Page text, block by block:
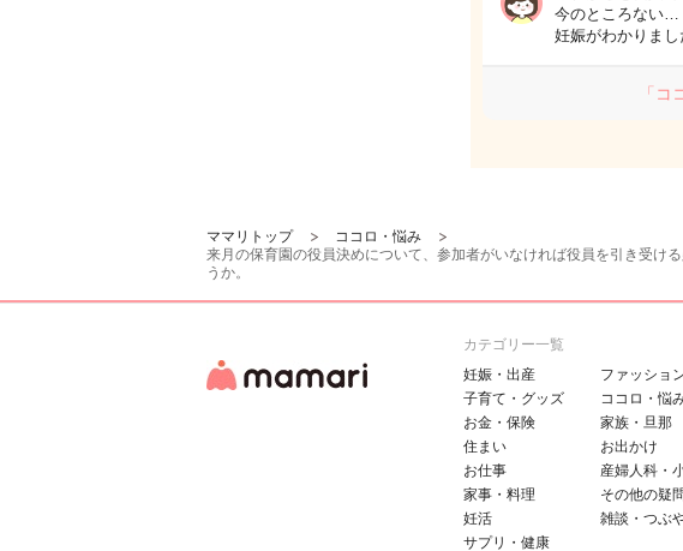
今のところない…
妊娠がわかりま
「
ママリトップ
ココロ・悩み
来月の保育園の役員決めについて、参加者がいなければ役員を引き受け
うか。
カテゴリー一覧
妊娠・出産
子育て・グッズ
お金・保険
住まい
お仕事
家事・料理
妊活
サプリ・健康
ファッショ
ココロ・悩
家族・旦那
お出かけ
産婦人科・
その他の疑
雑談・つぶ